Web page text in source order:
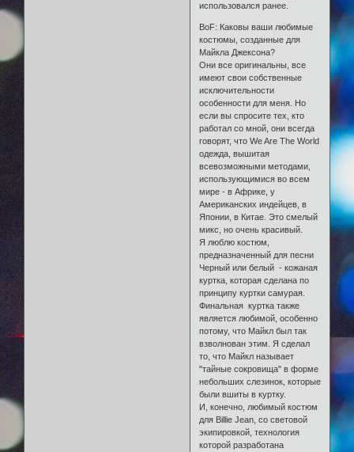
использовался ранее.
BoF: Каковы ваши любимые
костюмы, созданные для
Майкла Джексона?
Они все оригинальны, все
имеют свои собственные
исключительности
особенности для меня. Но
если вы спросите тех, кто
работал со мной, они всегда
говорят, что We Are The World
одежда, вышитая
всевозможными методами,
использующимися во всем
мире - в Африке, у
Американских индейцев, в
Японии, в Китае. Это смелый
микс, но очень красивый.
Я люблю костюм,
предназначенный для песни
Черный или белый - кожаная
куртка, которая сделана по
принципу куртки самурая.
Финальная куртка также
является любимой, особенно
потому, что Майкл был так
взволнован этим. Я сделал
то, что Майкл называет
"тайные сокровища" в форме
небольших слезинок, которые
были вшиты в куртку.
И, конечно, любимый костюм
для Billie Jean, со световой
экипировкой, технология
которой разработана